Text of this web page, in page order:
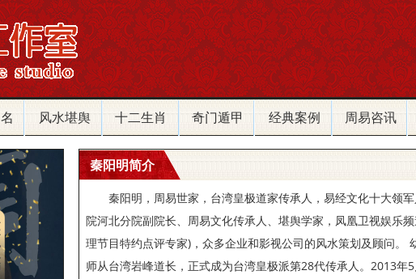
风水堪舆 十二生肖 奇门遁甲 经典案例 周易咨讯
秦阳明简介
秦阳明，周易世家，台湾皇极道家传承人，易经文化十大领
院河北分院副院长、周易文化传承人、堪舆学家，凤凰卫视娱乐
理节目特约点评专家)，众多企业和影视公司的风水策划及顾问。
师从台湾岩峰道长，正式成为台湾皇极派第28代传承人。2013